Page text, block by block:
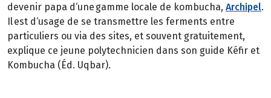
devenir papa d‘une gamme locale de kombucha, Archipel.
Il est d‘usage de se transmettre les ferments entre
particuliers ou via des sites, et souvent gratuitement,
explique ce jeune polytechnicien dans son guide Kéfir et
Kombucha (Éd. Uqbar).